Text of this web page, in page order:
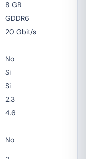
8 GB
GDDR6
20 Gbit/s
No
Si
Si
2.3
4.6
No